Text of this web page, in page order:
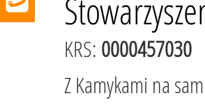
KRS: 0000457030
Z Kamykami na